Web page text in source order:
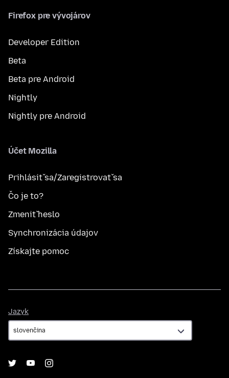
Firefox pre vývojárov
Developer Edition
Beta
Beta pre Android
Nightly
Nightly pre Android
Účet Mozilla
Prihlásiť sa/Zaregistrovať sa
Čo je to?
Zmeniť heslo
Synchronizácia údajov
Získajte pomoc
Jazyk